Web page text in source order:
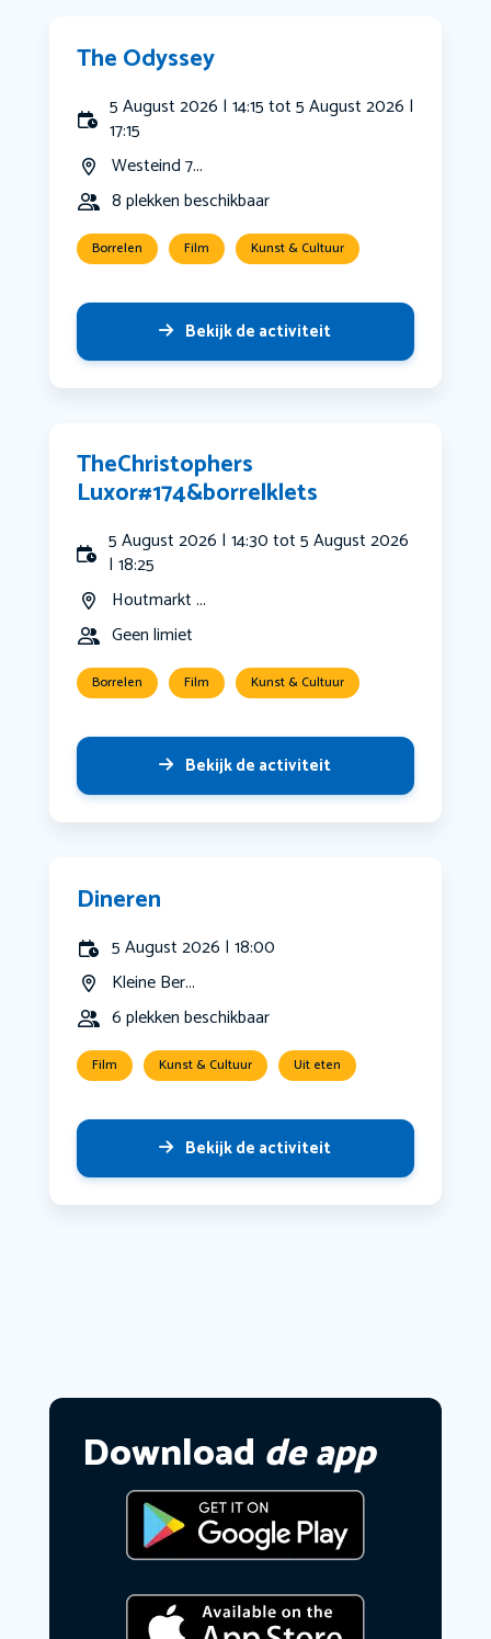
The Odyssey
5 August 2026 | 14:15 tot 5 August 2026 |
17:15
Westeind 7...
8 plekken beschikbaar
Borrelen Film Kunst & Cultuur
Bekijk de activiteit
️TheChristophers
️Luxor#174&borrelklets
5 August 2026 | 14:30 tot 5 August 2026
| 18:25
Houtmarkt ...
Geen limiet
Borrelen Film Kunst & Cultuur
Bekijk de activiteit
Dineren
5 August 2026 | 18:00
Kleine Ber...
6 plekken beschikbaar
Film Kunst & Cultuur Uit eten
Bekijk de activiteit
Download de app